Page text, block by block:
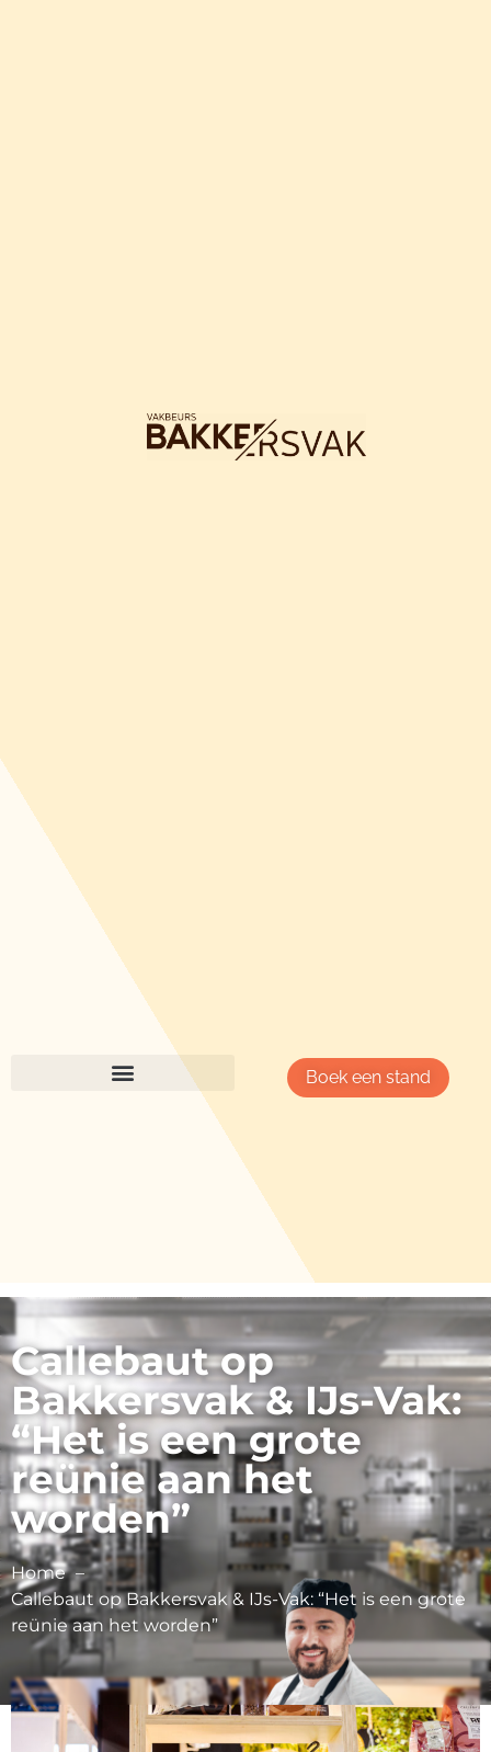
Boek een stand
Callebaut op
Bakkersvak & IJs-Vak:
“Het is een grote
reünie aan het
worden”
Home
Callebaut op Bakkersvak & IJs-Vak: “Het is een grote
reünie aan het worden”